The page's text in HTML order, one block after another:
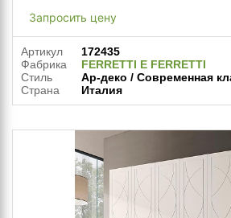
Запросить цену
Артикул
172435
Фабрика
FERRETTI E FERRETTI
Стиль
Ар-деко / Современная
Страна
Италия